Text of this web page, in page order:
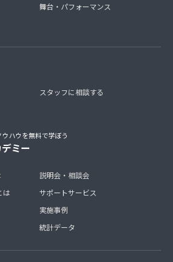
舞台・パフォーマンス
スタッフに相談する
ハウを無料で学ぼう
ミー
は
説明会・相談会
サポートサービス
実施事例
統計データ